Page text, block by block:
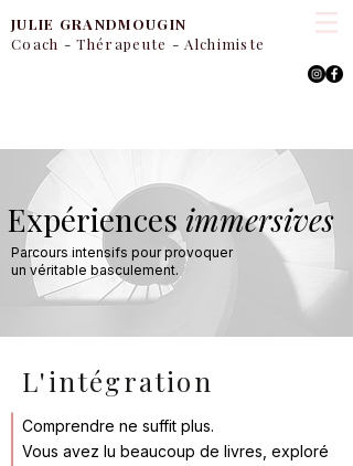
JULIE GRANDMOUGIN
Coach - Thérapeute - Alchimiste
Expériencesimmersives
Parcours intensifs pour provoquer
un véritable basculement.​​
L'intégration
Comprendre ne suffit plus.
Vous avez lu beaucoup de livres, exploré